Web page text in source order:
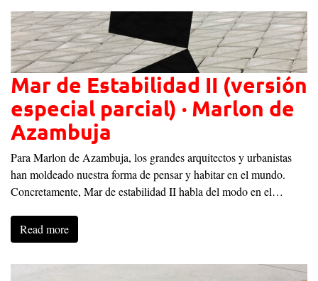
Mar de Estabilidad II (versión
especial parcial) · Marlon de
Azambuja
Para Marlon de Azambuja, los grandes arquitectos y urbanistas
han moldeado nuestra forma de pensar y habitar en el mundo.
Concretamente, Mar de estabilidad II habla del modo en el…
Read more